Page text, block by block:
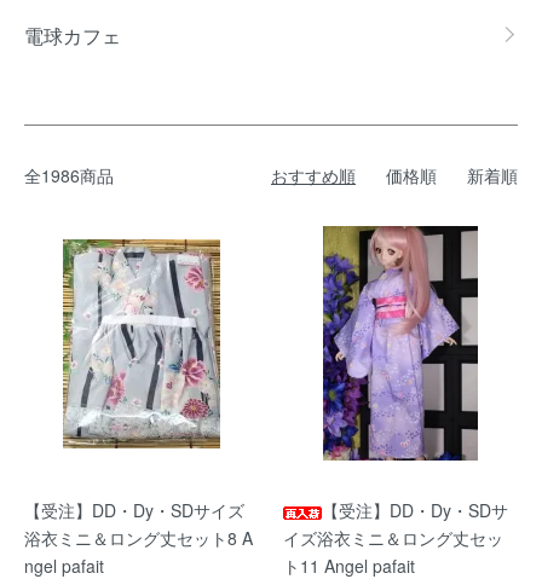
電球カフェ
全1986商品 おすすめ順 価格順 新着順
【受注】DD・Dy・SDサイズ
浴衣ミニ＆ロング丈セット8 A
ngel pafait
【受注】DD・Dy・SDサ
イズ浴衣ミニ＆ロング丈セッ
ト11 Angel pafait